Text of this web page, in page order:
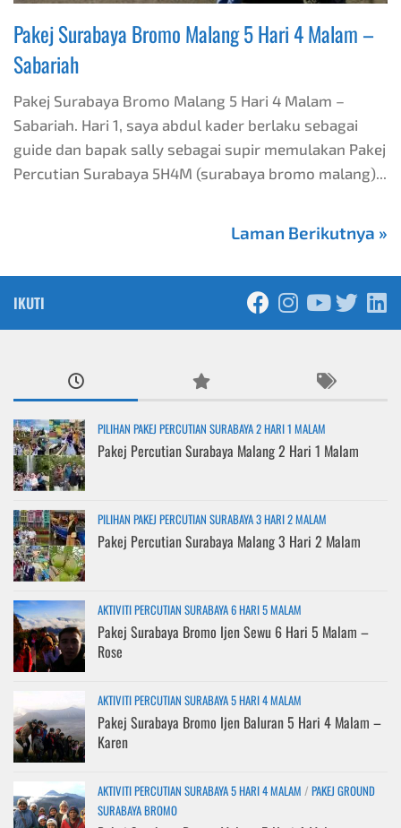
Pakej Surabaya Bromo Malang 5 Hari 4 Malam –
Sabariah
Pakej Surabaya Bromo Malang 5 Hari 4 Malam –
Sabariah. Hari 1, saya abdul kader berlaku sebagai
guide dan bapak sally sebagai supir memulakan Pakej
Percutian Surabaya 5H4M (surabaya bromo malang)...
Laman Berikutnya »
IKUTI
PILIHAN PAKEJ PERCUTIAN SURABAYA 2 HARI 1 MALAM
Pakej Percutian Surabaya Malang 2 Hari 1 Malam
PILIHAN PAKEJ PERCUTIAN SURABAYA 3 HARI 2 MALAM
Pakej Percutian Surabaya Malang 3 Hari 2 Malam
AKTIVITI PERCUTIAN SURABAYA 6 HARI 5 MALAM
Pakej Surabaya Bromo Ijen Sewu 6 Hari 5 Malam –
Rose
AKTIVITI PERCUTIAN SURABAYA 5 HARI 4 MALAM
Pakej Surabaya Bromo Ijen Baluran 5 Hari 4 Malam –
Karen
AKTIVITI PERCUTIAN SURABAYA 5 HARI 4 MALAM / PAKEJ GROUND
SURABAYA BROMO